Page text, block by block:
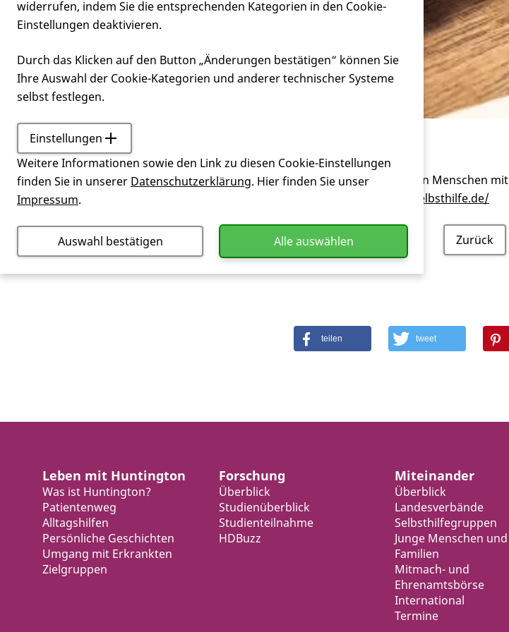
BAG
Abkürzung für BundesarbeitsgemeinschaftSelbsthilfe von Menschen mit
https://www.bag-selbsthilfe.de/
Zurück
teilen tweet
Leben mit Huntington
Was ist Huntington?
Patientenweg
Alltagshilfen
Persönliche Geschichten
Umgang mit Erkrankten
Zielgruppen
Forschung
Überblick
Studienüberblick
Studienteilnahme
HDBuzz
Miteinander
Überblick
Landesverbände
Selbsthilfegruppen
Junge Menschen und
Familien
Mitmach- und
Ehrenamtsbörse
International
Termine
widerrufen, indem Sie die entsprechenden Kategorien in den Cookie-
Einstellungen deaktivieren.
Durch das Klicken auf den Button „Änderungen bestätigen“ können Sie
Ihre Auswahl der Cookie-Kategorien und anderer technischer Systeme
selbst festlegen.
Einstellungen
Weitere Informationen sowie den Link zu diesen Cookie-Einstellungen
finden Sie in unserer Datenschutzerklärung. Hier finden Sie unser
Impressum.
Alle auswählen
Auswahl bestätigen